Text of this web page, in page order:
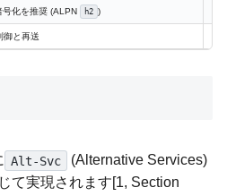
号化を推奨 (ALPN h2 )
御と再送
Alt-Svc
(Alternative Services)
て実現されます[1, Section